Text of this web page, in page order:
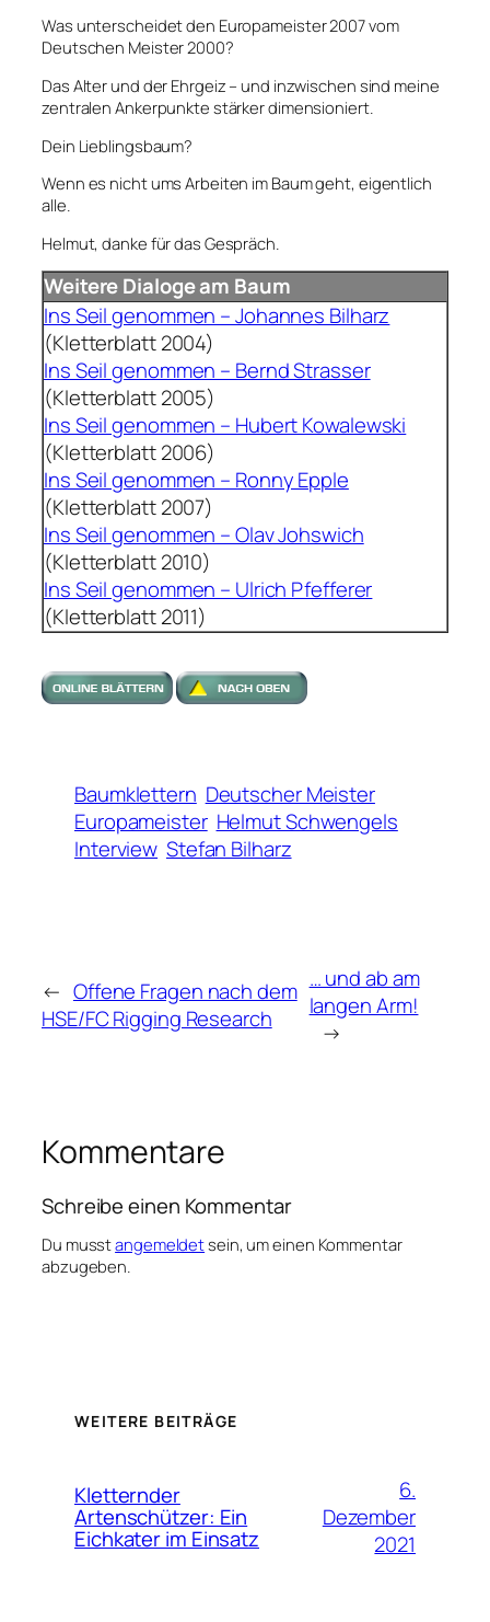
Was unterscheidet den Europameister 2007 vom
Deutschen Meister 2000?
Das Alter und der Ehrgeiz – und inzwischen sind meine
zentralen Ankerpunkte stärker dimensioniert.
Dein Lieblingsbaum?
Wenn es nicht ums Arbeiten im Baum geht, eigentlich
alle.
Helmut, danke für das Gespräch.
Weitere Dialoge am Baum
Ins Seil genommen – Johannes Bilharz
(Kletterblatt 2004)
Ins Seil genommen – Bernd Strasser
(Kletterblatt 2005)
Ins Seil genommen – Hubert Kowalewski
(Kletterblatt 2006)
Ins Seil genommen – Ronny Epple
(Kletterblatt 2007)
Ins Seil genommen – Olav Johswich
(Kletterblatt 2010)
Ins Seil genommen – Ulrich Pfefferer
(Kletterblatt 2011)
Baumklettern Deutscher Meister
Europameister Helmut Schwengels
Interview Stefan Bilharz
← Offene Fragen nach dem
HSE/FC Rigging Research
… und ab am
langen Arm!
→
Kommentare
Schreibe einen Kommentar
Du musstangemeldetsein, um einen Kommentar
abzugeben.
WEITERE BEITRÄGE
Kletternder
Artenschützer: Ein
Eichkater im Einsatz
6.
Dezember
2021